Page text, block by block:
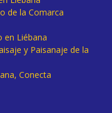
de la Comarca
en Liébana
y Paisanaje de la
Conecta